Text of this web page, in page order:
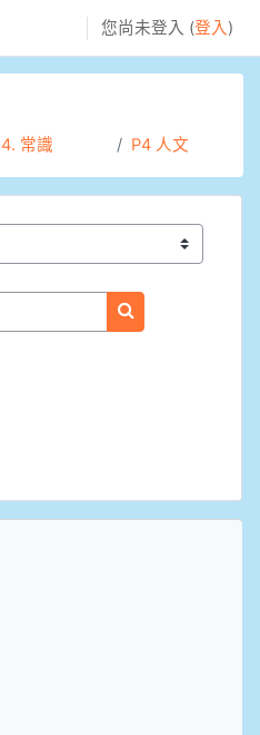
您尚未登入 (登入 )
4. 常識 P4 人文
搜尋課程